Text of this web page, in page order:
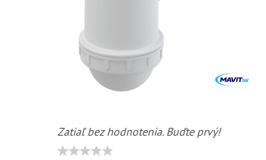
Zatiaľ bez hodnotenia. Buďte prvý!